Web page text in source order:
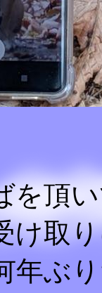
を頂
け取
年ぶ